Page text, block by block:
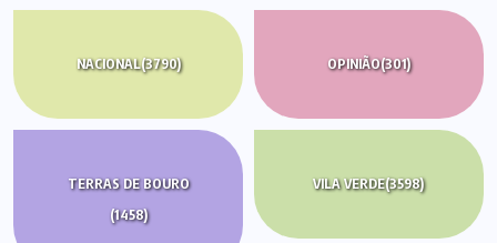
NACIONAL(3790) OPINIÃO(301)
TERRAS DE BOURO
(1458)
VILA VERDE(3598)